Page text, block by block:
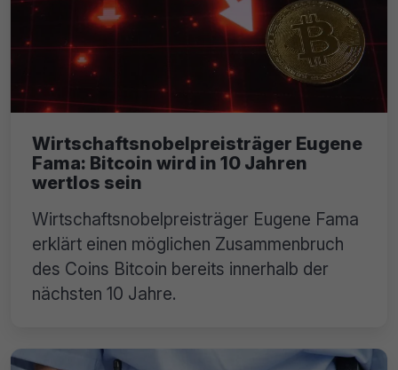
Wirtschaftsnobelpreisträger Eugene
Fama: Bitcoin wird in 10 Jahren
wertlos sein
Wirtschaftsnobelpreisträger Eugene Fama
erklärt einen möglichen Zusammenbruch
des Coins Bitcoin bereits innerhalb der
nächsten 10 Jahre.